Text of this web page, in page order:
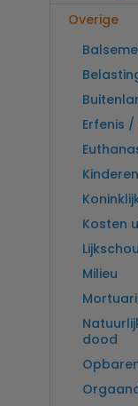
Overige
Erfenis
Kosten
Milieu
dood